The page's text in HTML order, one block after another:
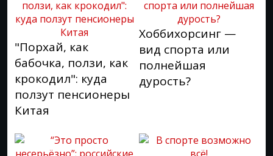
"Порхай, как
бабочка, ползи, как
крокодил": куда
ползут пенсионеры
Китая
Хоббихорсинг —
вид спорта или
полнейшая
дурость?